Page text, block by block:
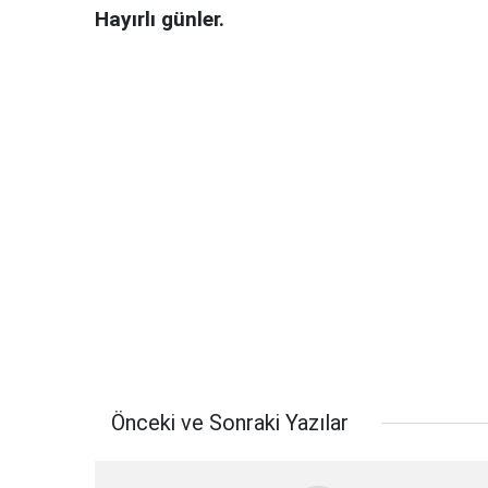
Hayırlı günler.
Önceki ve Sonraki Yazılar